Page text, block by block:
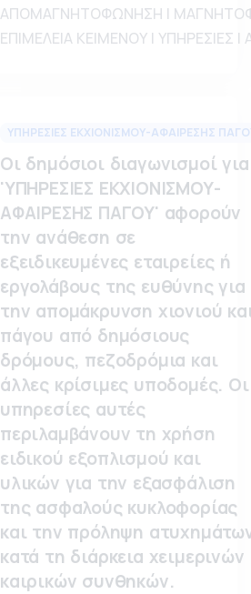
ΑΠΟΜΑΓΝΗΤΟΦΩΝΗΣΗ |
ΕΠΙΜΕΛΕΙΑ ΚΕΙΜΕΝΟΥ | ΥΠΗΡΕΣΙΕΣ |
ΥΠΗΡΕΣΙΕΣ ΕΚΧΙΟΝΙΣΜΟΥ-ΑΦΑΙΡΕΣΗΣ
Οι δημόσιοι διαγωνισμοί για
'ΥΠΗΡΕΣΙΕΣ ΕΚΧΙΟΝΙΣΜΟΥ-
ΑΦΑΙΡΕΣΗΣ ΠΑΓΟΥ' αφορούν
την ανάθεση σε
εξειδικευμένες εταιρείες ή
εργολάβους της ευθύνης για
την απομάκρυνση χιονιού
πάγου από δημόσιους
δρόμους, πεζοδρόμια και
άλλες κρίσιμες υποδομές. Οι
υπηρεσίες αυτές
περιλαμβάνουν τη χρήση
ειδικού εξοπλισμού και
υλικών για την εξασφάλιση
της ασφαλούς κυκλοφορίας
και την πρόληψη
κατά τη διάρκεια χειμερινών
καιρικών συνθηκών.